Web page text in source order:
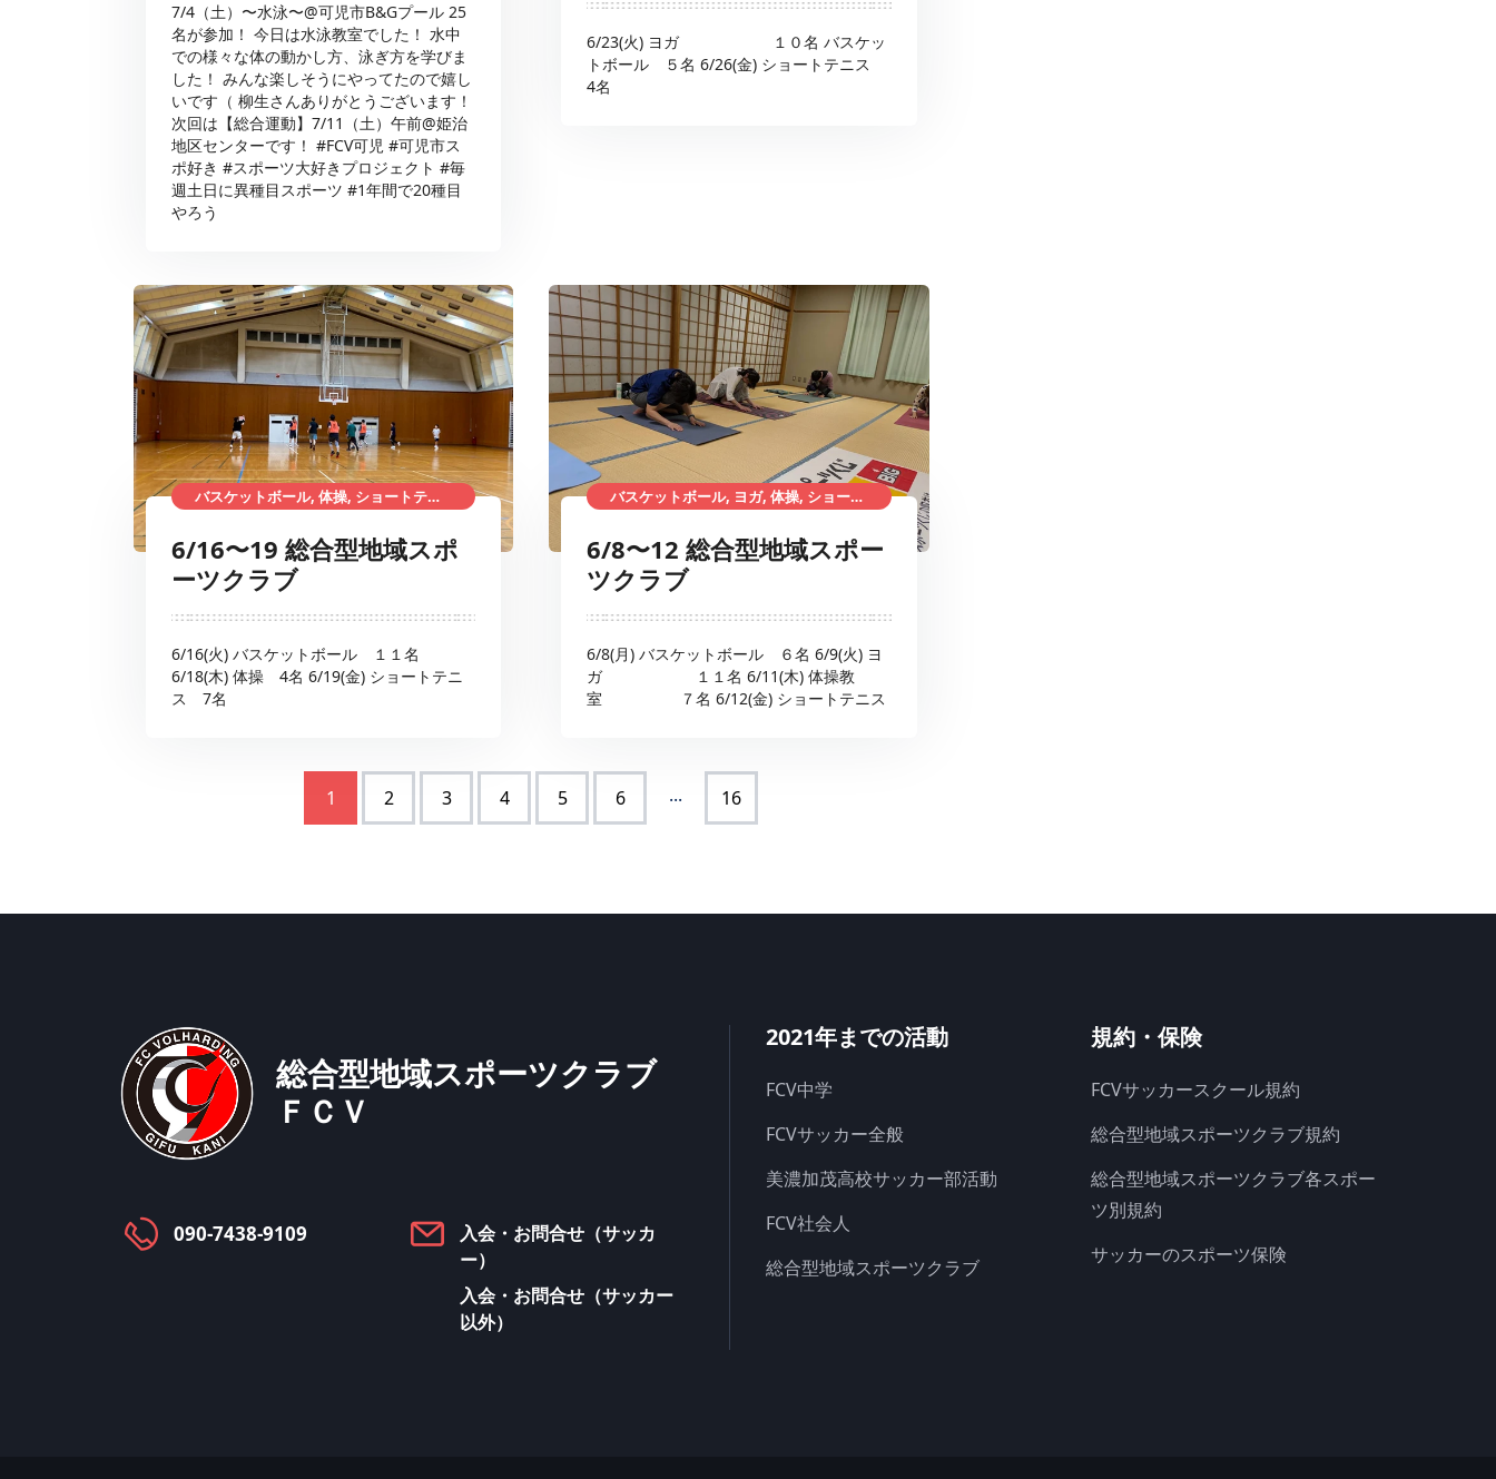
7/4（土）〜水泳〜@可児市B&Gプール 25
名が参加！ 今日は水泳教室でした！ 水中
での様々な体の動かし方、泳ぎ方を学びま
した！ みんな楽しそうにやってたので嬉し
いです（ 柳生さんありがとうございます！
次回は【総合運動】7/11（土）午前@姫治
地区センターです！ #FCV可児 #可児市ス
ポ好き #スポーツ大好きプロジェクト #毎
週土日に異種目スポーツ #1年間で20種目
やろう
6/23(火) ヨガ １０名 バスケッ
トボール ５名 6/26(金) ショートテニス
4名
バスケットボール, 体操, ショートテニス, 総合型地域スポーツクラブ
6/16〜19 総合型地域スポ
ーツクラブ
6/16(火) バスケットボール １１名
6/18(木) 体操 4名 6/19(金) ショートテニ
ス 7名
バスケットボール, ヨガ, 体操, ショートテニス, 総合型地域スポーツクラブ
6/8〜12 総合型地域スポー
ツクラブ
6/8(月) バスケットボール ６名 6/9(火) ヨ
ガ １１名 6/11(木) 体操教
室 ７名 6/12(金) ショートテニス
1 2 3 4 5 6 ... 16
総合型地域スポーツクラブ
ＦＣＶ
090-7438-9109
入会・お問合せ（サッカ
ー）
入会・お問合せ（サッカー
以外）
2021年までの活動
FCV中学
FCVサッカー全般
美濃加茂高校サッカー部活動
FCV社会人
総合型地域スポーツクラブ
規約・保険
FCVサッカースクール規約
総合型地域スポーツクラブ規約
総合型地域スポーツクラブ各スポー
ツ別規約
サッカーのスポーツ保険